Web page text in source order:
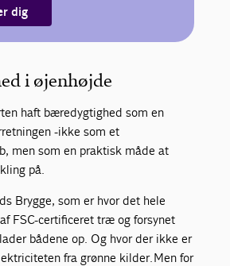
dig
i øjenhøjde
haft bæredygtighed som en
-ikke som et
men som en praktisk måde at
på.
Brygge, som er hvor det hele
FSC-certificeret træ og forsynet
bådene op. Og hvor der ikke er
fra grønne kilder. Men for